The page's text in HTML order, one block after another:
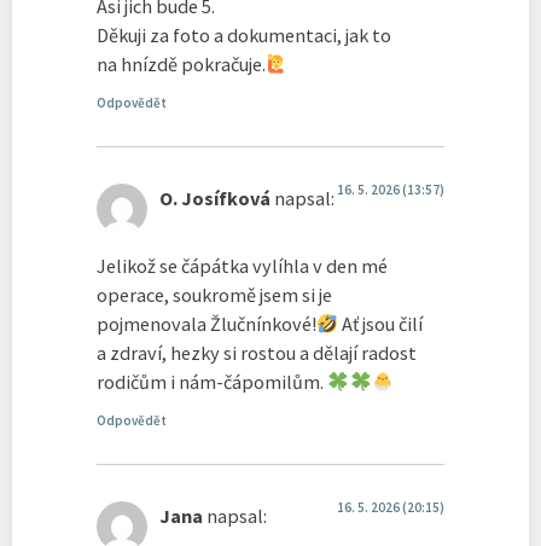
Asi jich bude 5.
Děkuji za foto a dokumentaci, jak to
na hnízdě pokračuje.
Odpovědět
O. Josífková napsal: 16. 5. 2026 (13:57)
Jelikož se čápátka vylíhla v den mé
operace, soukromě jsem si je
pojmenovala Žlučnínkové!
Ať jsou čilí
a zdraví, hezky si rostou a dělají radost
rodičům i nám-čápomilům.
Odpovědět
Jana napsal: 16. 5. 2026 (20:15)